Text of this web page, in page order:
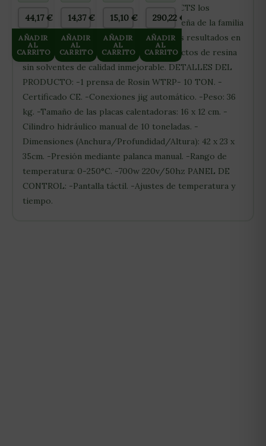
siempre recto, siendo MR.HIDE EXTRACTS los
primeros en estas aplicaciones. La pequeña de la familia
WTRP-10 TON proporciona muy buenos resultados en
extractos de ROSIN, consiguiendo extractos de resina
sin solventes de calidad inmejorable. DETALLES DEL
PRODUCTO: -1 prensa de Rosin WTRP- 10 TON. -
Certificado CE. -Conexiones jig automático. -Peso: 36
kg. -Tamaño de las placas calentadoras: 16 x 12 cm. -
Cilindro hidráulico manual de 10 toneladas. -
Dimensiones (Anchura/Profundidad/Altura): 42 x 23 x
35cm. -Presión mediante palanca manual. -Rango de
temperatura: 0-250°C. -700w 220v/50hz PANEL DE
CONTROL: -Pantalla táctil. -Ajustes de temperatura y
tiempo.
44,17€
AÑADIR
AL
CARRITO
14,37€
AÑADIR
AL
CARRITO
15,10€
AÑADIR
AL
CARRITO
290,22 €
AÑADIR
AL
CARRITO